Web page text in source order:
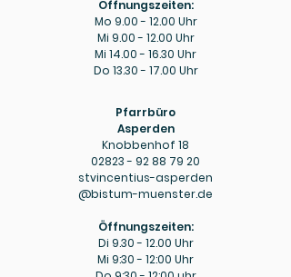
Öffnungszeiten:
Mo 9.00 - 12.00 Uhr
Mi 9.00 - 12.00 Uhr
Mi 14.00 - 16.30 Uhr
Do 13.30 - 17.00 Uhr
Pfarrbüro
Asperden
Knobbenhof 18
02823 - 92 88 79 20
stvincentius-asperden
@bistum-muenster.de
Öffnungszeiten:
Di 9.30 - 12.00 Uhr
Mi 9:30 - 12:00 Uhr